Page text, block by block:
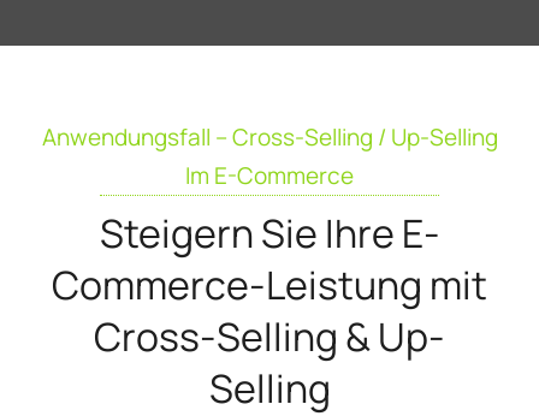
Anwendungsfall – Cross-Selling / Up-Selling
Im E-Commerce
Steigern Sie Ihre E-
Commerce-Leistung mit
Cross-Selling & Up-
Selling